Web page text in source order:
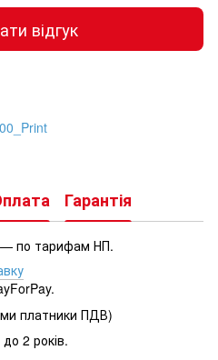
відгук
Гарантія
— по тарифам НП.
платники ПДВ)
2 років.